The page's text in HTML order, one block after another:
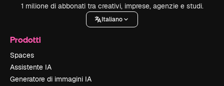
1 milione di abbonati tra creativi, imprese, agenzie e studi.
Italiano
Prodotti
Spaces
Assistente IA
Generatore di immagini IA